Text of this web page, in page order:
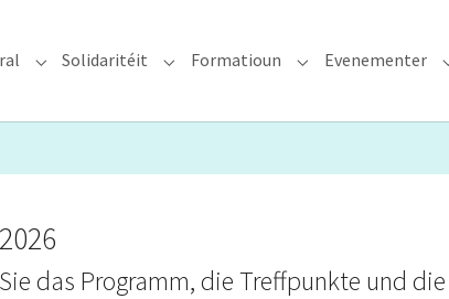
Submenu for "Glawen & Pastoral"
Solidaritéit Submenu for "Solidaritéit"
Formatioun Submenu for
Evenementer
das Programm, die Treffpunkte und die